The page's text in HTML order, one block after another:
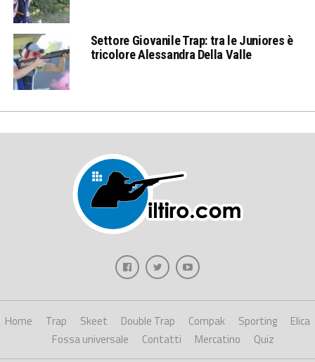
Settore Giovanile Trap: tra le Juniores è
tricolore Alessandra Della Valle
Home Trap Skeet Double Trap Compak Sporting
Elica
Fossa universale
Contatti Mercatino Quiz